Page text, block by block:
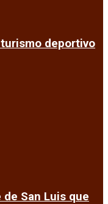
deportivo
San Luis que